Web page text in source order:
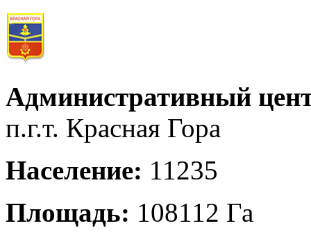
Административный
п.г.т. Красная Гора
Население: 11235
Площадь: 108112 Га